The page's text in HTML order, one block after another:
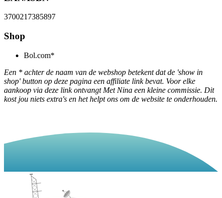
3700217385897
Shop
Bol.com*
Een * achter de naam van de webshop betekent dat de 'show in
shop' button op deze pagina een affiliate link bevat. Voor elke
aankoop via deze link ontvangt Met Nina een kleine commissie. Dit
kost jou niets extra's en het helpt ons om de website te onderhouden.